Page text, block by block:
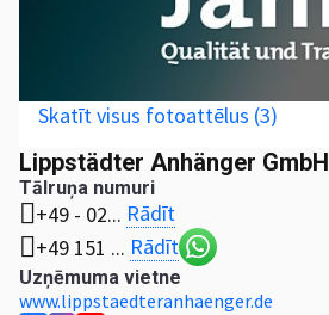
Lippstädter Anhänger GmbH
Tālruņa numuri
+49 - 02... Rādīt
+49 151 ... Rādīt
Uzņēmuma vietne
www.lippstaedteranhaenger.de
Skatīt visus fotoattēlus (3)